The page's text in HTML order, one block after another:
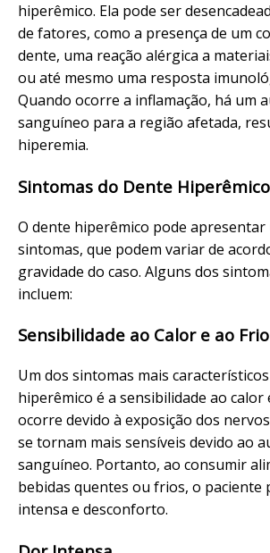
hiperêmico. Ela pode ser
de fatores, como a presença de um
dente, uma reação alérgica a
ou até mesmo uma resposta
Quando ocorre a inflamação, há um
sanguíneo para a região afetada,
hiperemia.
Sintomas do Dente Hiperêmico
O dente hiperêmico pode apresentar
sintomas, que podem variar de
gravidade do caso. Alguns dos
incluem:
Sensibilidade ao Calor e ao Frio
Um dos sintomas mais
hiperêmico é a sensibilidade ao calor
ocorre devido à exposição dos
se tornam mais sensíveis devido ao
sanguíneo. Portanto, ao consumir
bebidas quentes ou frios, o paciente
intensa e desconforto.